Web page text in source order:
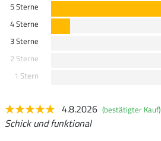
5 Sterne
4 Sterne
3 Sterne
2 Sterne
1 Stern
4.8.2026 (bestätigter Kauf)
Schick und funktional